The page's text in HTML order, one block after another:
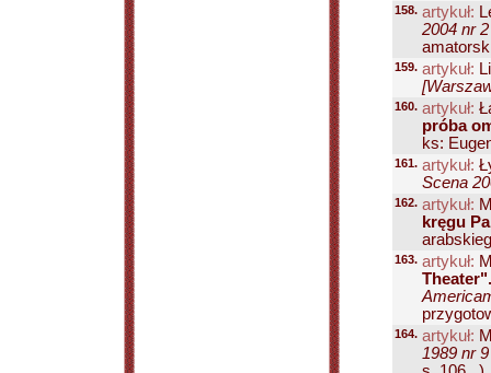
158. artykuł:
2004 nr
159. artykuł:
160. artykuł:
próba
ks:
161. artykuł:
Scena
162. artykuł:
kręgu
163. artykuł:
164. artykuł:
1989 nr